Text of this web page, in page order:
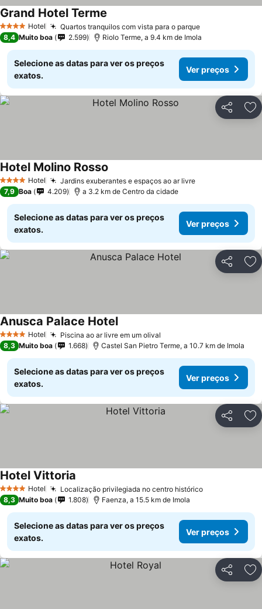
4 EstrelasHotel Quartos tranquilos com vista para o parque
Grand Hotel Terme
8,4 Muito boa 2.599 Riolo Terme, a 9.4 km de Imola
Selecione as datas para ver os preços
exatos.
Ver preços
Partilhar
4 EstrelasHotel Jardins exuberantes e espaços ao ar livre
Hotel Molino Rosso
7,9 Boa 4.209 a 3.2 km de Centro da cidade
Selecione as datas para ver os preços
exatos.
Ver preços
Partilhar
4 EstrelasHotel Piscina ao ar livre em um olival
Anusca Palace Hotel
8,3 Muito boa 1.668 Castel San Pietro Terme, a 10.7 km de Imola
Selecione as datas para ver os preços
exatos.
Ver preços
Partilhar
4 EstrelasHotel Localização privilegiada no centro histórico
Hotel Vittoria
8,3 Muito boa 1.808 Faenza, a 15.5 km de Imola
Selecione as datas para ver os preços
exatos.
Ver preços
Partilhar